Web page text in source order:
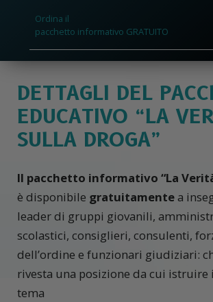
Ordina il
pacchetto informativo GRATUITO
DETTAGLI DEL
EDUCATIVO “LA
SULLA DROGA”
Il pacchetto informativo “La
è disponibile gratuitamentea
leader di gruppi giovanili,
scolastici, consiglieri, consulenti,
dell’ordine e funzionari giudiziari:
rivesta una posizione da cui istruire
tema